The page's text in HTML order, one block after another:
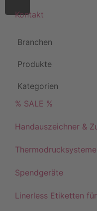
Kontakt
Branchen
Produkte
Kategorien
% SALE %
Handauszeichner &
Thermodrucksysteme
Spendgeräte
Linerless Etiketten